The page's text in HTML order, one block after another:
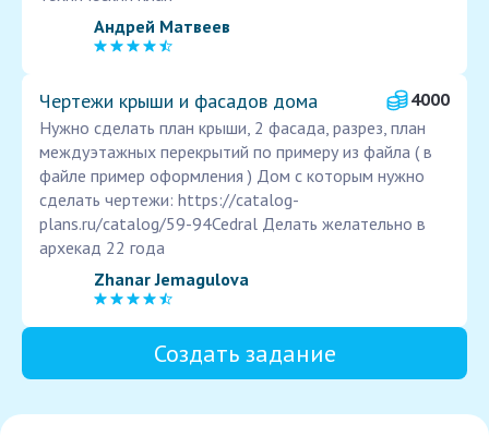
Андрей Матвеев
Чертежи крыши и фасадов дома
4000
Нужно сделать план крыши, 2 фасада, разрез, план
междуэтажных перекрытий по примеру из файла ( в
файле пример оформления ) Дом с которым нужно
сделать чертежи: https://catalog-
plans.ru/catalog/59-94Cedral Делать желательно в
архекад 22 года
Zhanar Jemagulova
Создать задание